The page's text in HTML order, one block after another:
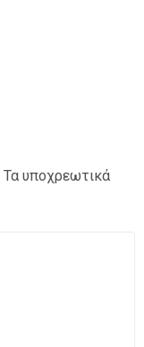
Τα υποχρεωτικά